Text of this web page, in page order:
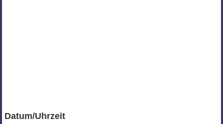
Datum/Uhrzeit